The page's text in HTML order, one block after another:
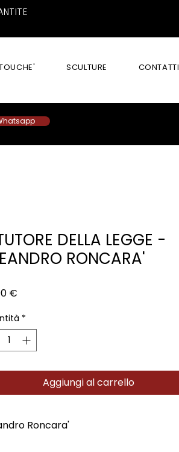
SCULTURE CONTATTI
DELLA LEGGE -
RONCARA'
€
*
Aggiungi al carrello
Roncara'